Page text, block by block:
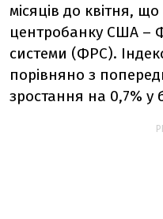
місяців до квітня,
центробанку США –
системи (ФРС). Індекс
порівняно з
зростання на 0,7% у